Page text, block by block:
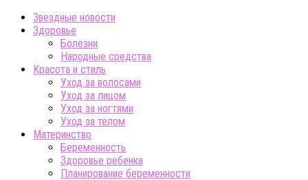
Звездные новости
Здоровье
Болезни
Народные средства
Красота и стиль
Уход за волосами
Уход за лицом
Уход за ногтями
Уход за телом
Материнство
Беременность
Здоровье ребенка
Планирование беременности